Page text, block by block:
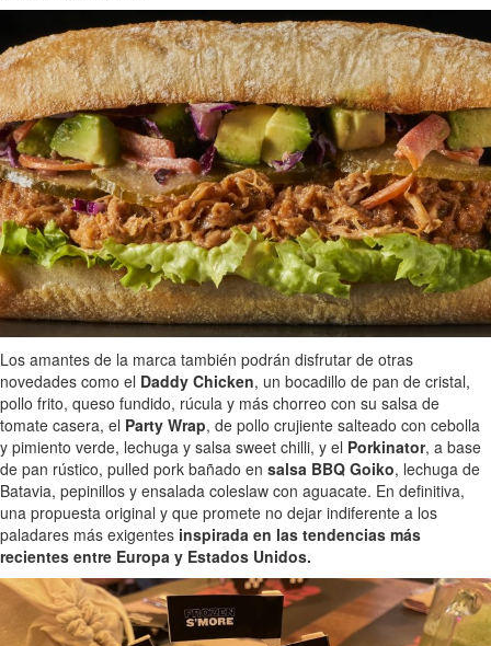
Los amantes de la marca también podrán disfrutar de otras
novedades como el Daddy Chicken, un bocadillo de pan de cristal,
pollo frito, queso fundido, rúcula y más chorreo con su salsa de
tomate casera, el Party Wrap, de pollo crujiente salteado con cebolla
y pimiento verde, lechuga y salsa sweet chilli, y el Porkinator, a base
de pan rústico, pulled pork bañado en salsa BBQ Goiko, lechuga de
Batavia, pepinillos y ensalada coleslaw con aguacate. En definitiva,
una propuesta original y que promete no dejar indiferente a los
paladares más exigentes inspirada en las tendencias más
recientes entre Europa y Estados Unidos.